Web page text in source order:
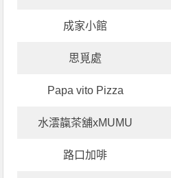
成家小館
思覓處
Papa vito Pizza
水澐靝茶舖xMUMU
路口加啡